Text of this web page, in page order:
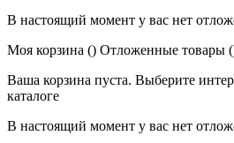
В настоящий момент у вас нет
Моя корзина () Отложенные товары
Ваша корзина пуста. Выберите
каталоге
В настоящий момент у вас нет